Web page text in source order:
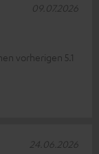
vorherigen 5.1
09.07.2026
24.06.2026